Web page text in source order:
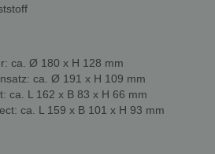
ca. Ø 180 x H 128 mm
ca. Ø 191 x H 109 mm
ca. L 162 x B 83 x H 66 mm
ca. L 159 x B 101 x H 93 mm